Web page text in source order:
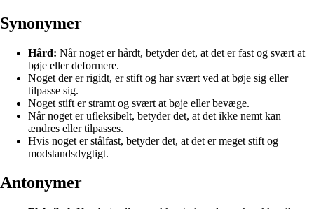
Synonymer
Hård: Når noget er hårdt, betyder det, at det er fast og svært at
bøje eller deformere.
Noget der er rigidt, er stift og har svært ved at bøje sig eller
tilpasse sig.
Noget stift er stramt og svært at bøje eller bevæge.
Når noget er ufleksibelt, betyder det, at det ikke nemt kan
ændres eller tilpasses.
Hvis noget er stålfast, betyder det, at det er meget stift og
modstandsdygtigt.
Antonymer